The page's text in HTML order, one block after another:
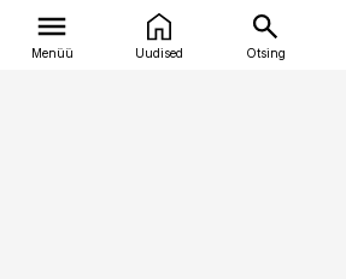
Menüü Uudised Otsing